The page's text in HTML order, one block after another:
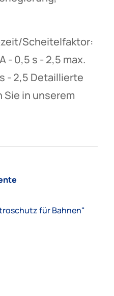
Scheitelfaktor:
- 0,5 s - 2,5 max.
- 2,5 Detaillierte
in unserem
für Bahnen"